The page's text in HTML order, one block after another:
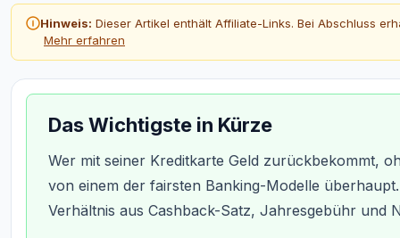
Hinweis: Dieser Artikel enthält Affiliate-Links. Bei Abschluss
Mehr erfahren
Das Wichtigste in Kürze
Wer mit seiner Kreditkarte Geld zurückbekommt,
von einem der fairsten Banking-Modelle
Verhältnis aus Cashback-Satz, Jahresgebühr und